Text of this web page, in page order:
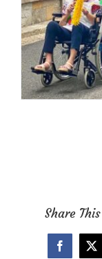
Share
Facebook
X